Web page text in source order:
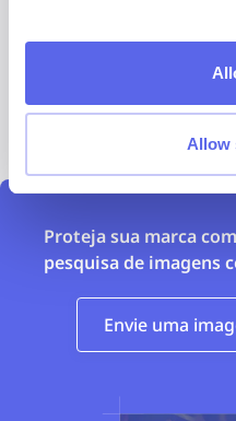
Allow
Soluções de
Protection
DomainTools |
Proteja sua marca
pesquisa de imagens
Envie uma